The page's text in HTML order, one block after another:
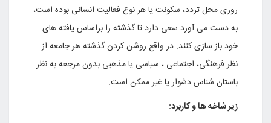
روزی محل تردد، سکونت یا هر نوع فعالیت انسانی بوده است،
به دست می آورد سعی دارد تا گذشته را براساس یافته های
خود باز سازی کنند. در واقع روشن کردن گذشته هر جامعه از
نظر فرهنگی، اجتماعی ، سیاسی یا مذهبی بدون مرجعه به نظر
باستان شناس دشوار یا غیر ممکن است.
زیر شاخه ها و کاربرد: